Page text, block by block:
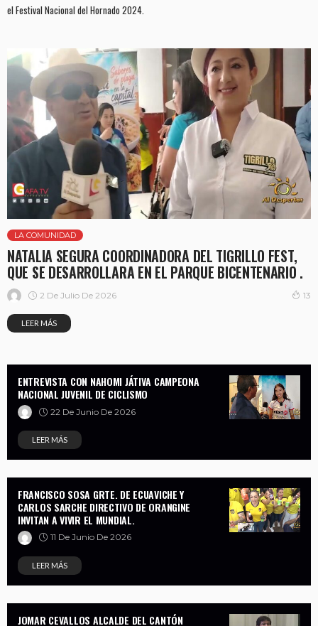
el Festival Nacional del Hornado 2024.
LA COMUNIDAD
NATALIA SEGURA COORDINADORA DEL TIGRILLO FEST,
QUE SE DESARROLLARA EN EL PARQUE BICENTENARIO .
2 De Julio De 2026 13
LEER MÁS
ENTREVISTA CON NAHOMI JÁTIVA CAMPEONA
NACIONAL JUVENIL DE CICLISMO
22 De Junio De 2026
LEER MÁS
FRANCISCO SOSA GRTE. DE ECUAVICHE Y
CARLOS SARCHE DIRECTIVO DE ORANGINE
INVITAN A VIVIR EL MUNDIAL.
11 De Junio De 2026
LEER MÁS
JOMAR CEVALLOS ALCALDE DEL CANTÓN